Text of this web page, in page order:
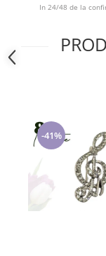
Cadouri pentru Doctori
In 24/48 de la
-41%